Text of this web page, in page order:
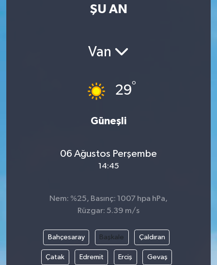
ŞU AN
Van
29°
Güneşli
06 Ağustos Perşembe
14:45
Nem: %25, Basınç: 1007 hpa hPa,
Rüzgar: 5.39 m/s
Bahçesaray Başkale Çaldıran
Çatak Edremit Erciş Gevaş